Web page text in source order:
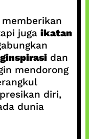
juga ikatan
dan
mendorong
diri,
dunia